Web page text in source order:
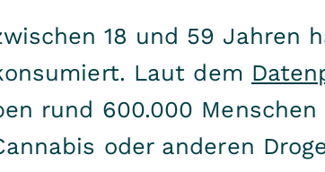
18 und 59 Jahren
Laut dem
rund 600.000
oder anderen